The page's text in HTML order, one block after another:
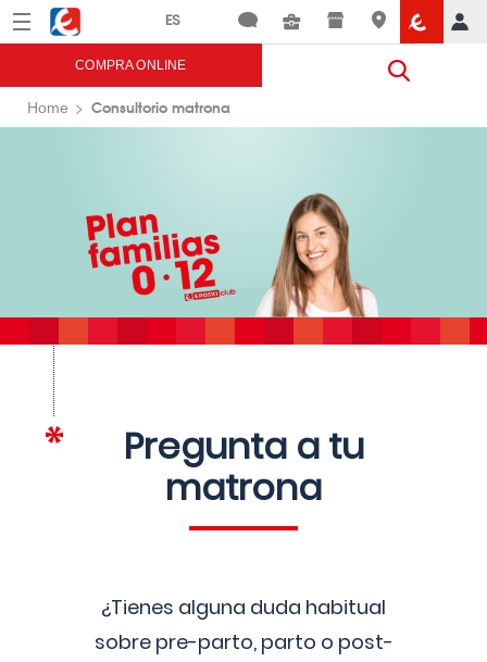
Menú Eroski
COMPRA ONLINE
Home Consultorio matrona
Pregunta a tu
matrona
¿Tienes alguna duda habitual
sobre pre-parto, parto o post-